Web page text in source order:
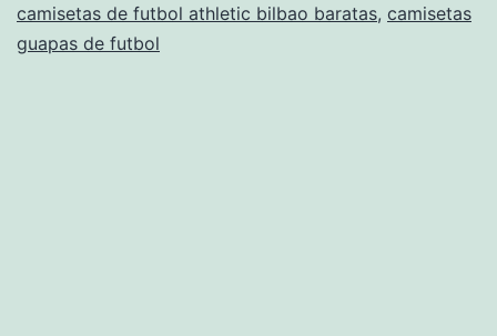
camisetas de futbol athletic bilbao baratas, camisetas
guapas de futbol